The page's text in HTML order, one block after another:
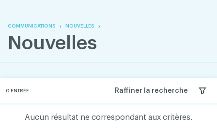
COMMUNICATIONS NOUVELLES
Nouvelles
0 ENTRÉE Raffiner la recherche
Aucun résultat ne correspondant aux critères.